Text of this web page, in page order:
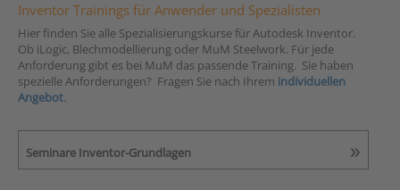
Inventor Trainings für Anwender und Spezialisten
Hier finden Sie alle Spezialisierungskurse für Autodesk Inventor.
Ob iLogic, Blechmodellierung oder MuM Steelwork. Für jede
Anforderung gibt es bei MuM das passende Training. Sie haben
spezielle Anforderungen? Fragen Sie nach Ihrem individuellen
Angebot.
Seminare Inventor-Grundlagen